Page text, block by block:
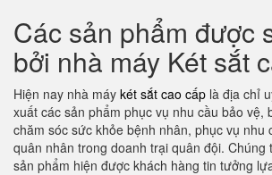
Các sản phẩm được
bởi nhà máy Két sắt
Hiện nay nhà máy két sắt cao cấp là địa chỉ
xuất các sản phẩm phục vụ nhu cầu bảo vệ,
chăm sóc sức khỏe bệnh nhân, phục vụ nhu
quân nhân trong doanh trại quân đội. Chúng
sản phẩm hiện được khách hàng tin tưởng